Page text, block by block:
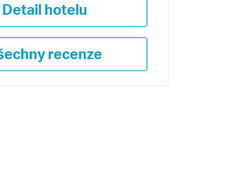
Detail hotelu
recenze